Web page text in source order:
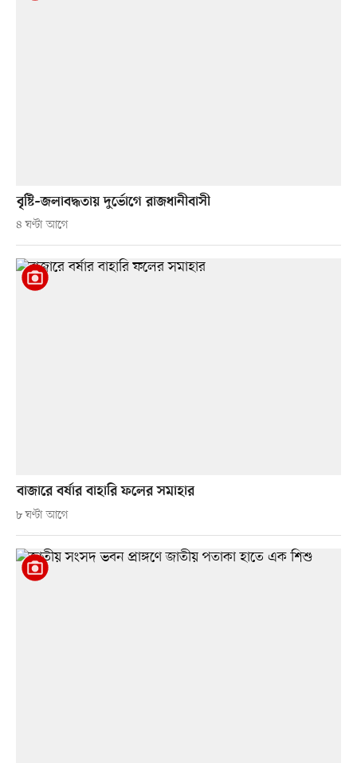
বৃষ্টি–জলাবদ্ধতায় দুর্ভোগে রাজধানীবাসী
৪ ঘণ্টা আগে
বাজারে বর্ষার বাহারি ফলের সমাহার
৮ ঘণ্টা আগে